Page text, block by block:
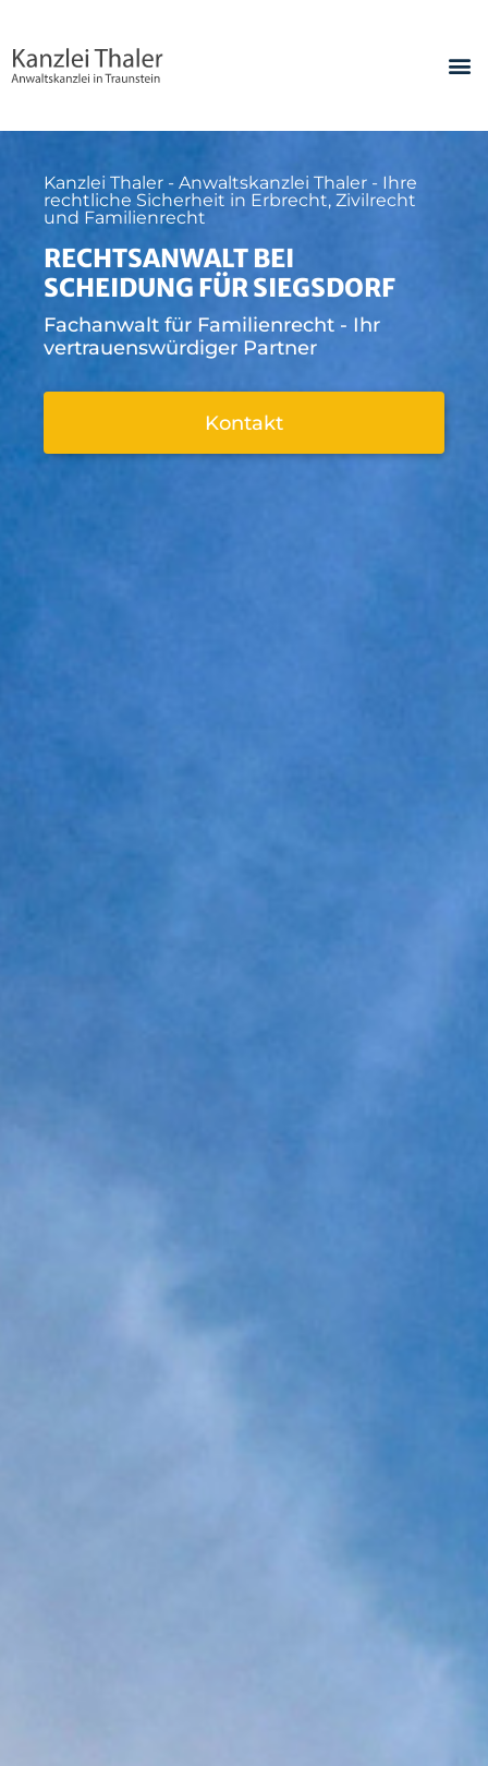
Kanzlei Thaler - Anwaltskanzlei Thaler - Ihre
rechtliche Sicherheit in Erbrecht, Zivilrecht
und Familienrecht
RECHTSANWALT BEI
SCHEIDUNG FÜR SIEGSDORF
Fachanwalt für Familienrecht - Ihr
vertrauenswürdiger Partner
Kontakt